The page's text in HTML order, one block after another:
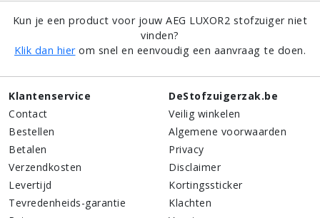
Kun je een product voor jouw AEG LUXOR2 stofzuiger niet
vinden?
Klik dan hierom snel en eenvoudig een aanvraag te doen.
Klantenservice
Contact
Bestellen
Betalen
Verzendkosten
Levertijd
Tevredenheids-garantie
DeStofzuigerzak.be
Veilig winkelen
Algemene voorwaarden
Privacy
Disclaimer
Kortingssticker
Klachten